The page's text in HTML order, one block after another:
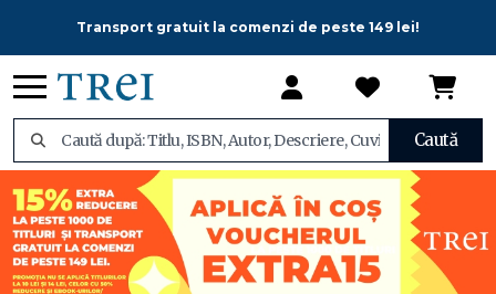
Transport gratuit la comenzi de peste 149 lei!
Caută